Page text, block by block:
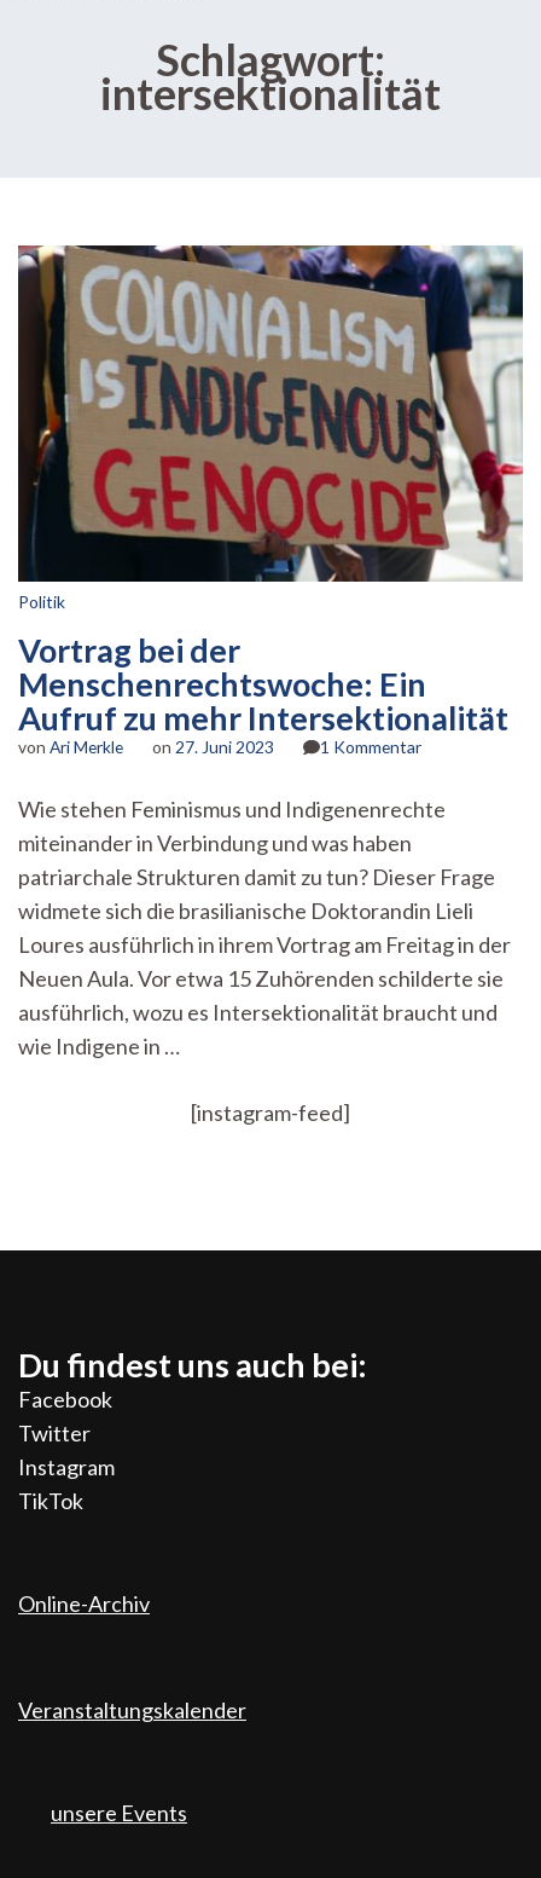
Schlagwort:
intersektionalität
Politik
Vortrag bei der
Menschenrechtswoche: Ein
Aufruf zu mehr Intersektionalität
von Ari Merkle on 27. Juni 2023 1 Kommentarzu
der
Ein
Aufruf
zu
mehr
Wie stehen Feminismus und Indigenenrechte
miteinander in Verbindung und was haben
patriarchale Strukturen damit zu tun? Dieser Frage
widmete sich die brasilianische Doktorandin Lieli
Loures ausführlich in ihrem Vortrag am Freitag in der
Neuen Aula. Vor etwa 15 Zuhörenden schilderte sie
ausführlich, wozu es Intersektionalität braucht und
wie Indigene in …
[instagram-feed]
Du findest uns auch bei:
Facebook
Twitter
Instagram
TikTok
Online-Archiv
Veranstaltungskalender
unsere Events